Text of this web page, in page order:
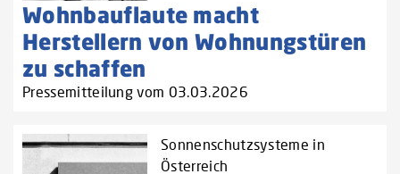
Wohnbauflaute macht
Herstellern von Wohnungstüren
zu schaffen‌
Pressemitteilung vom 03.03.2026
Sonnenschutzsysteme in
Österreich